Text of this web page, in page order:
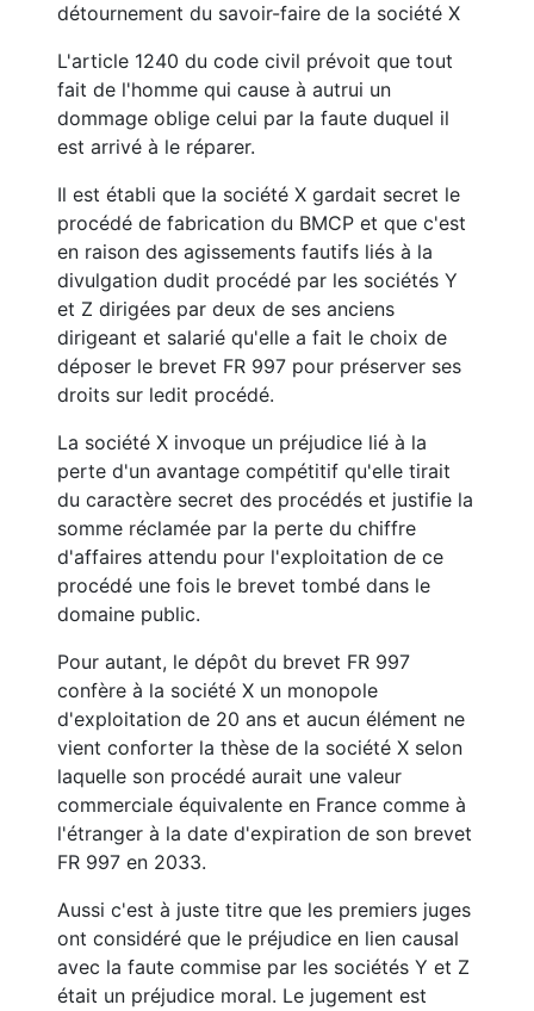
détournement du savoir-faire de la société X
L'article 1240 du code civil prévoit que tout
fait de l'homme qui cause à autrui un
dommage oblige celui par la faute duquel il
est arrivé à le réparer.
Il est établi que la société X gardait secret le
procédé de fabrication du BMCP et que c'est
en raison des agissements fautifs liés à la
divulgation dudit procédé par les sociétés Y
et Z dirigées par deux de ses anciens
dirigeant et salarié qu'elle a fait le choix de
déposer le brevet FR 997 pour préserver ses
droits sur ledit procédé.
La société X invoque un préjudice lié à la
perte d'un avantage compétitif qu'elle tirait
du caractère secret des procédés et justifie la
somme réclamée par la perte du chiffre
d'affaires attendu pour l'exploitation de ce
procédé une fois le brevet tombé dans le
domaine public.
Pour autant, le dépôt du brevet FR 997
confère à la société X un monopole
d'exploitation de 20 ans et aucun élément ne
vient conforter la thèse de la société X selon
laquelle son procédé aurait une valeur
commerciale équivalente en France comme à
l'étranger à la date d'expiration de son brevet
FR 997 en 2033.
Aussi c'est à juste titre que les premiers juges
ont considéré que le préjudice en lien causal
avec la faute commise par les sociétés Y et Z
était un préjudice moral. Le jugement est